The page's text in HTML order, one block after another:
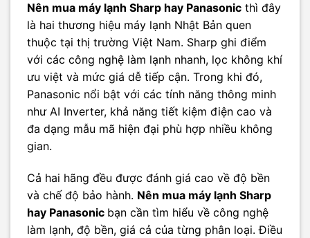
Nên mua máy lạnh Sharp hay Panasonic thì đây
là hai thương hiệu máy lạnh Nhật Bản quen
thuộc tại thị trường Việt Nam. Sharp ghi điểm
với các công nghệ làm lạnh nhanh, lọc không khí
ưu việt và mức giá dễ tiếp cận. Trong khi đó,
Panasonic nổi bật với các tính năng thông minh
như AI Inverter, khả năng tiết kiệm điện cao và
đa dạng mẫu mã hiện đại phù hợp nhiều không
gian.
Cả hai hãng đều được đánh giá cao về độ bền
và chế độ bảo hành. Nên mua máy lạnh Sharp
hay Panasonic bạn cần tìm hiểu về công nghệ
làm lạnh, độ bền, giá cả của từng phân loại. Điều